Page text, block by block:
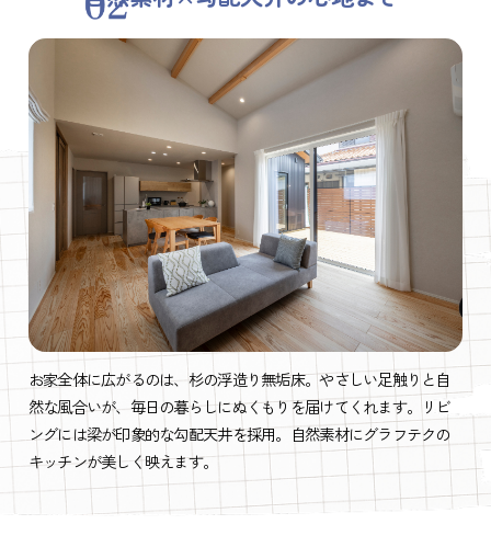
お家全体に広がるのは、杉の浮造り無垢床。やさしい足触りと自
然な風合いが、毎日の暮らしにぬくもりを届けてくれます。リビ
ングには梁が印象的な勾配天井を採用。自然素材にグラフテクの
キッチンが美しく映えます。